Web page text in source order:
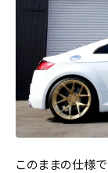
このままの仕様で